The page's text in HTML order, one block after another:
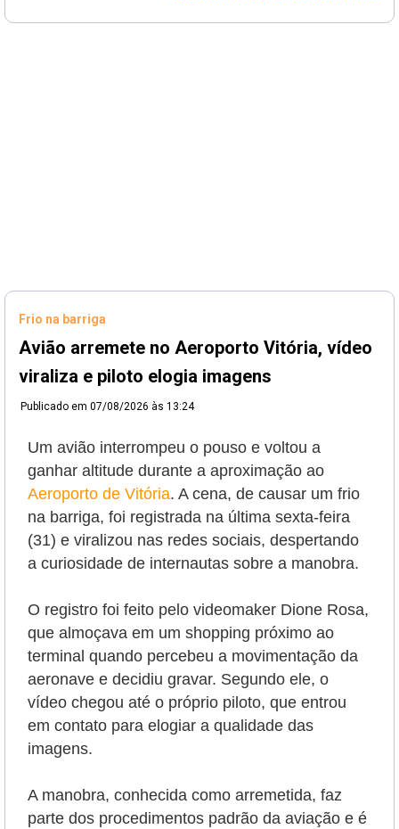
Frio na barriga
Avião arremete no Aeroporto Vitória, vídeo
viraliza e piloto elogia imagens
Publicado em 07/08/2026 às 13:24
Um avião interrompeu o pouso e voltou a
ganhar altitude durante a aproximação ao
Aeroporto de Vitória. A cena, de causar um frio
na barriga, foi registrada na última sexta-feira
(31) e viralizou nas redes sociais, despertando
a curiosidade de internautas sobre a manobra.
O registro foi feito pelo videomaker Dione Rosa,
que almoçava em um shopping próximo ao
terminal quando percebeu a movimentação da
aeronave e decidiu gravar. Segundo ele, o
vídeo chegou até o próprio piloto, que entrou
em contato para elogiar a qualidade das
imagens.
A manobra, conhecida como arremetida, faz
parte dos procedimentos padrão da aviação e é